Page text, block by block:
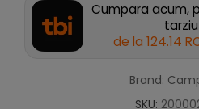
Cumpara acum,
tarziu
de la 124.14
Brand:
SKU: